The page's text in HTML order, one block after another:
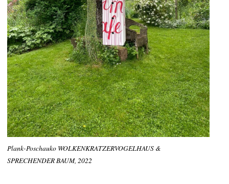
Plank-Poschauko WOLKENKRATZERVOGELHAUS &
SPRECHENDER BAUM, 2022